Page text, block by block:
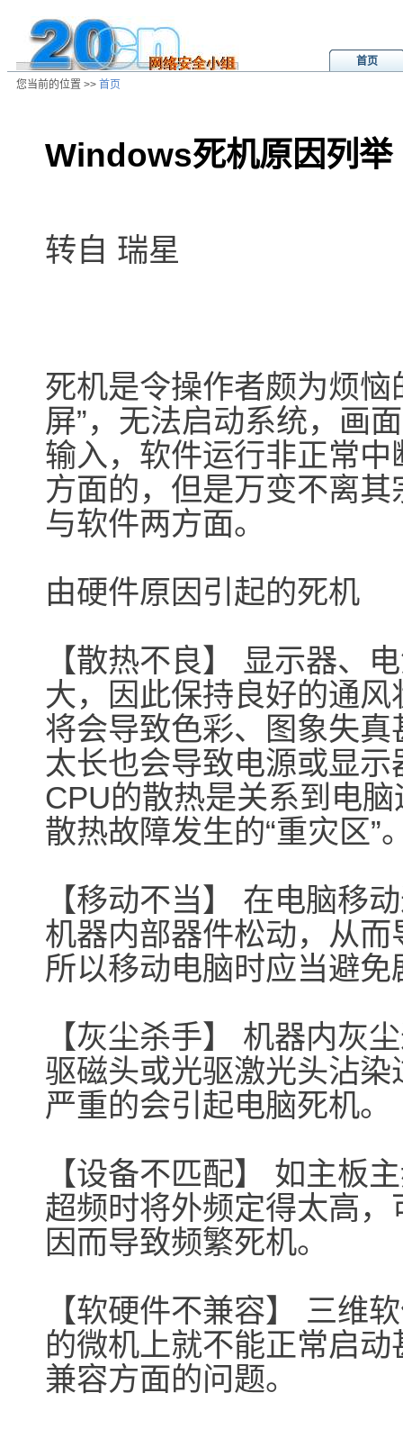
首页
您当前的位置 >> 首页
Windows死机原因列举
转自 瑞星
死机是令操作者颇为烦
屏”，无法启动系统，画
输入，软件运行非正常
方面的，但是万变不离
与软件两方面。
由硬件原因引起的死机
【散热不良】 显示器、
大，因此保持良好的通
将会导致色彩、图象失
太长也会导致电源或显
CPU的散热是关系到电
散热故障发生的“重灾区”
【移动不当】 在电脑移
机器内部器件松动，从
所以移动电脑时应当避免
【灰尘杀手】 机器内灰
驱磁头或光驱激光头沾
严重的会引起电脑死机。
【设备不匹配】 如主板
超频时将外频定得太高
因而导致频繁死机。
【软硬件不兼容】 三维
的微机上就不能正常启
兼容方面的问题。